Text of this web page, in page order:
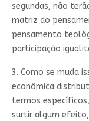
segundas, não
matriz do
pensamento
participação
3. Como se muda
econômica
termos
surtir algum